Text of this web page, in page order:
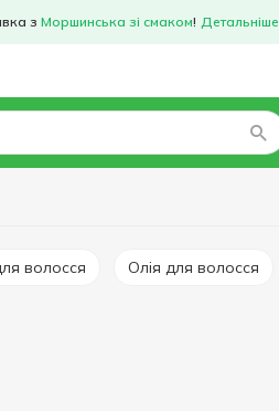
з Моршинська зі смаком! Детальніше
волосся Олія для волосся